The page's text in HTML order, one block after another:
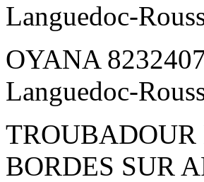
Languedoc-
OYANA
Languedoc-
TROUBADOUR
BORDES SUR